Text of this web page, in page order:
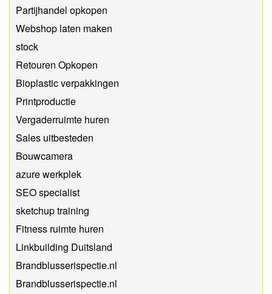
Partijhandel opkopen
Webshop laten maken
stock
Retouren Opkopen
Bioplastic verpakkingen
Printproductie
Vergaderruimte huren
Sales uitbesteden
Bouwcamera
azure werkplek
SEO specialist
sketchup training
Fitness ruimte huren
Linkbuilding Duitsland
Brandblusserispectie.nl
Brandblusserispectie.nl